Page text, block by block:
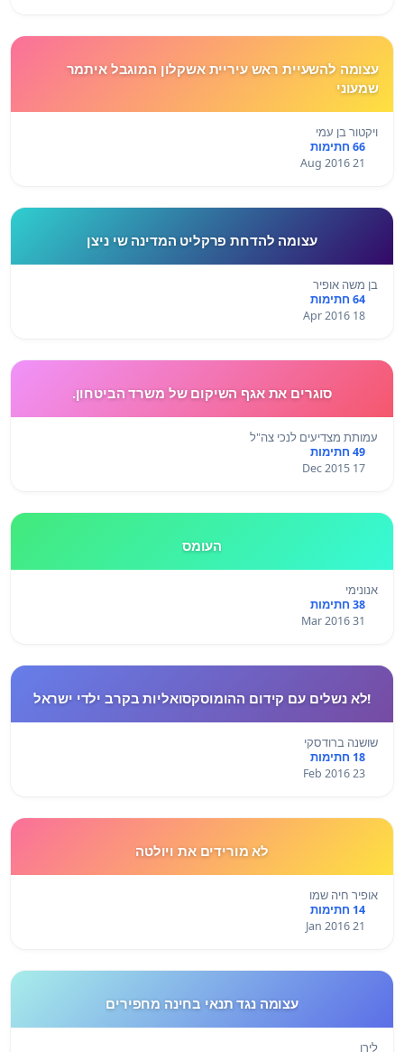
עצומה להשעיית ראש עיריית אשקלון המוגבל איתמר
שמעוני
ויקטור בן עמי
66 חתימות
21 Aug 2016
עצומה להדחת פרקליט המדינה שי ניצן
בן משה אופיר
64 חתימות
18 Apr 2016
סוגרים את אגף השיקום של משרד הביטחון.
עמותת מצדיעים לנכי צה"ל
49 חתימות
17 Dec 2015
העומס
אנונימי
38 חתימות
31 Mar 2016
!לא נשלים עם קידום ההומוסקסואליות בקרב ילדי ישראל
שושנה ברודסקי
18 חתימות
23 Feb 2016
לא מורידים את ויולטה
אופיר חיה שמו
14 חתימות
21 Jan 2016
עצומה נגד תנאי בחינה מחפירים
לירן